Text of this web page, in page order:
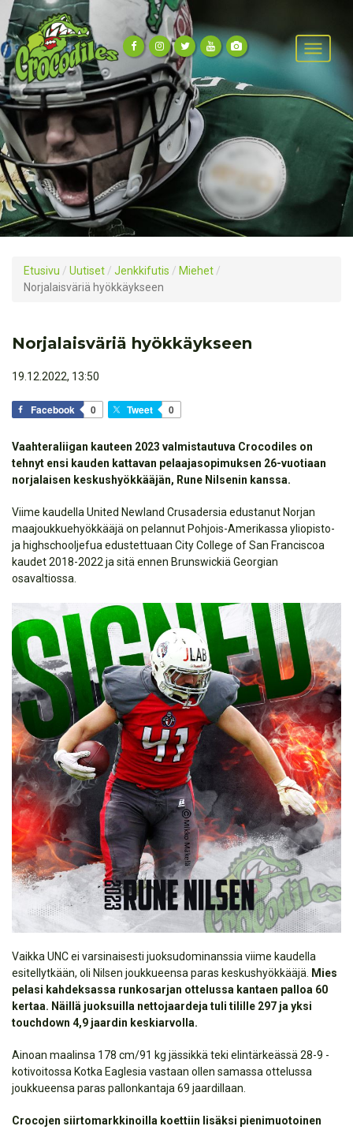
Etusivu / Uutiset / Jenkkifutis / Miehet /
Norjalaisväriä hyökkäykseen
Norjalaisväriä hyökkäykseen
19.12.2022, 13:50
Facebook 0 Tweet 0
Vaahteraliigan kauteen 2023 valmistautuva Crocodiles on
tehnyt ensi kauden kattavan pelaajasopimuksen 26-vuotiaan
norjalaisen keskushyökkääjän, Rune Nilsenin kanssa.
Viime kaudella United Newland Crusadersia edustanut Norjan
maajoukkuehyökkääjä on pelannut Pohjois-Amerikassa yliopisto-
ja highschooljefua edustettuaan City College of San Franciscoa
kaudet 2018-2022 ja sitä ennen Brunswickiä Georgian
osavaltiossa.
Vaikka UNC ei varsinaisesti juoksudominanssia viime kaudella
esitellytkään, oli Nilsen joukkueensa paras keskushyökkääjä.
Mies
pelasi kahdeksassa runkosarjan ottelussa kantaen palloa 60
kertaa. Näillä juoksuilla nettojaardeja tuli tilille 297 ja yksi
touchdown 4,9 jaardin keskiarvolla.
Ainoan maalinsa 178 cm/91 kg jässikkä teki elintärkeässä 28-9 -
kotivoitossa Kotka Eaglesia vastaan ollen samassa ottelussa
joukkueensa paras pallonkantaja 69 jaardillaan.
Crocojen siirtomarkkinoilla koettiin lisäksi pienimuotoinen